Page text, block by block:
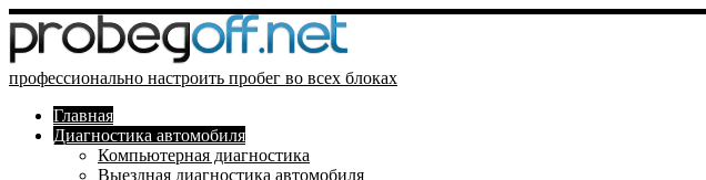
профессионально настроить пробег во всех блоках
Главная
Диагностика автомобиля
Компьютерная диагностика
Выездная диагностика автомобиля